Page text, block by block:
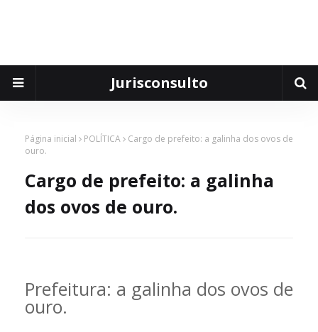
Jurisconsulto
Página inicial POLÍTICA
Cargo de prefeito: a galinha dos ovos de
ouro.
Cargo de prefeito: a galinha
dos ovos de ouro.
Prefeitura: a galinha dos ovos de
ouro.